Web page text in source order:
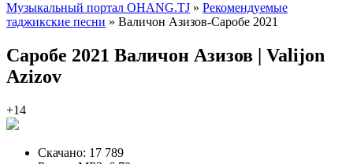
Музыкальный портал OHANG.TJ » Рекомендуемые
таджикские песни » Валичон Азизов-Саробе 2021
Саробе 2021 Валичон Азизов | Valijon
Azizov
+14
Скачано: 17 789